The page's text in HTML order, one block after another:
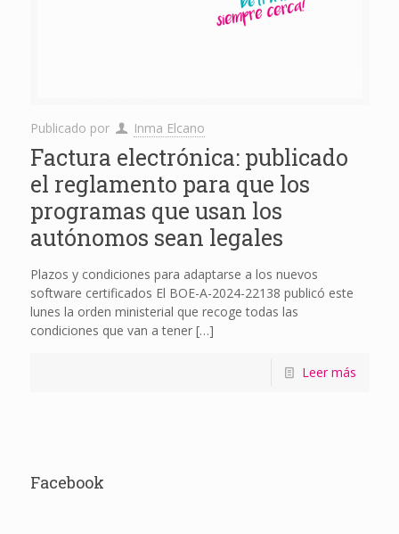
Publicado por Inma Elcano
Factura electrónica: publicado
el reglamento para que los
programas que usan los
autónomos sean legales
Plazos y condiciones para adaptarse a los nuevos
software certificados El BOE-A-2024-22138 publicó este
lunes la orden ministerial que recoge todas las
condiciones que van a tener[…]
Leer más
Facebook